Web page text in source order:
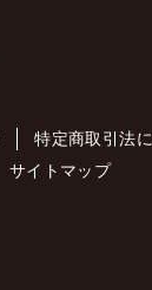
特定商取引法
サイトマップ